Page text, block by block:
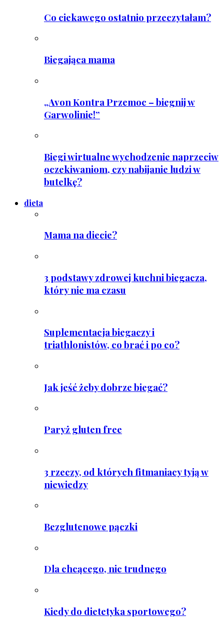
Co ciekawego ostatnio przeczytałam?
Biegająca mama
„Avon Kontra Przemoc – biegnij w
Garwolinie!”
Biegi wirtualne wychodzenie naprzeciw
oczekiwaniom, czy nabijanie ludzi w
butelkę?
dieta
Mama na diecie?
3 podstawy zdrowej kuchni biegacza,
który nie ma czasu
Suplementacja biegaczy i
triathlonistów, co brać i po co?
Jak jeść żeby dobrze biegać?
Paryż gluten free
3 rzeczy, od których fitmaniacy tyją w
niewiedzy
Bezglutenowe pączki
Dla chcącego, nic trudnego
Kiedy do dietetyka sportowego?